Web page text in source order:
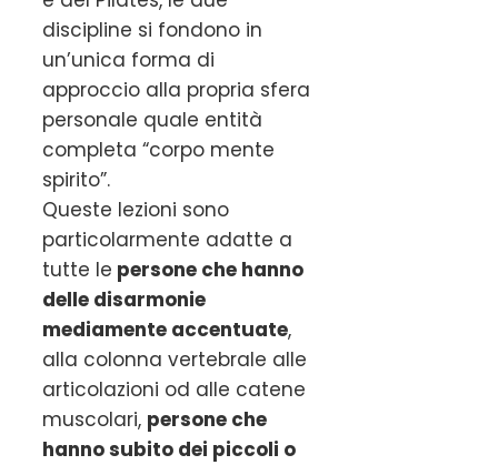
discipline si fondono in
un’unica forma di
approccio alla propria sfera
personale quale entità
completa “corpo mente
spirito”.
Queste lezioni sono
particolarmente adatte a
tutte le persone che hanno
delle disarmonie
mediamente accentuate,
alla colonna vertebrale alle
articolazioni od alle catene
muscolari, persone che
hanno subito dei piccoli o